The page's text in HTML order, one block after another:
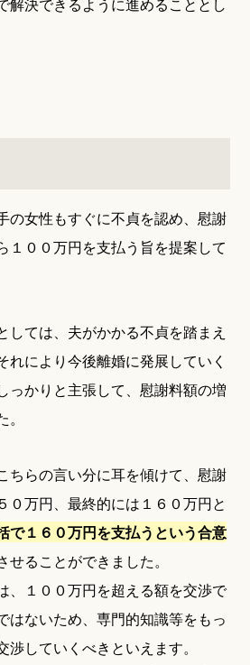
の女性もすぐに不貞を認め、慰謝
１００万円を支払う旨を提案して
しては、夫がかかる不貞を踏まえ
れにより今後離婚に発展していく
っかりと主張して、慰謝料額の増
ちらの言い分に耳を傾けて、慰謝
０万円、最終的には１６０万円と
で１６０万円を支払うという合意
ることができました。
、１００万円を超える額を交渉で
はないため、専門的知識等をもっ
していくべきといえます。